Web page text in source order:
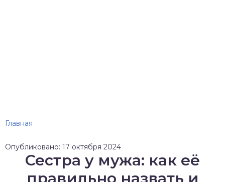
Главная
Опубликовано: 17 октября 2024
Сестра у мужа: как её
правильно назвать и